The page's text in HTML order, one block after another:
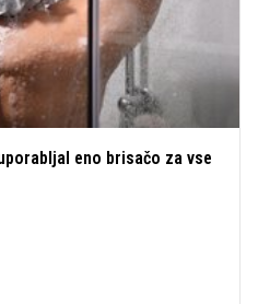
eno brisačo za vse